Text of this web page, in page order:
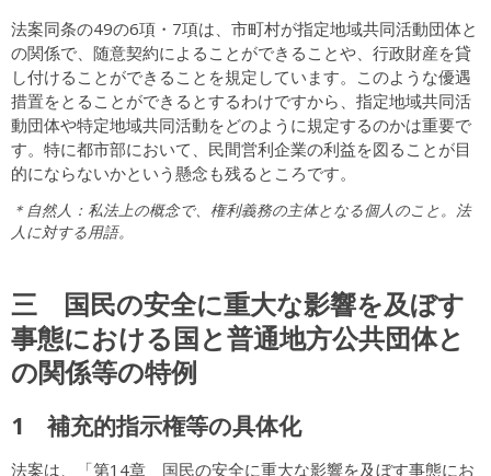
法案同条の49の6項・7項は、市町村が指定地域共同活動団体と
の関係で、随意契約によることができることや、行政財産を貸
し付けることができることを規定しています。このような優遇
措置をとることができるとするわけですから、指定地域共同活
動団体や特定地域共同活動をどのように規定するのかは重要で
す。特に都市部において、民間営利企業の利益を図ることが目
的にならないかという懸念も残るところです。
＊自然人：私法上の概念で、権利義務の主体となる個人のこと。法
人に対する用語。
三 国民の安全に重大な影響を及ぼす
事態における国と普通地方公共団体と
の関係等の特例
1 補充的指示権等の具体化
法案は、「第14章 国民の安全に重大な影響を及ぼす事態にお